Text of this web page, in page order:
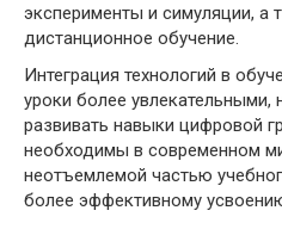
эксперименты и симуляции, а
дистанционное обучение.
Интеграция технологий в
уроки более увлекательными,
развивать навыки цифровой
необходимы в современном
неотъемлемой частью
более эффективному